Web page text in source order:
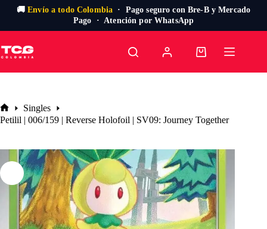
🚚Envío a todo Colombia · Pago seguro con Bre-B y Mercado
Pago · Atención por WhatsApp
al
contenido
Carro
Inicio
Singles
Petilil | 006/159 | Reverse Holofoil | SV09: Journey Together